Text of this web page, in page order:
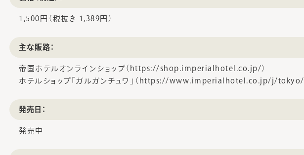
1,500円（税抜き 1,389円）
主な販路：
帝国ホテルオンラインショップ（https://shop.imperialhotel.co.jp/）
ホテルショップ「ガルガンチュワ」（https://www.imperialhotel.co.jp/j/
発売日：
発売中